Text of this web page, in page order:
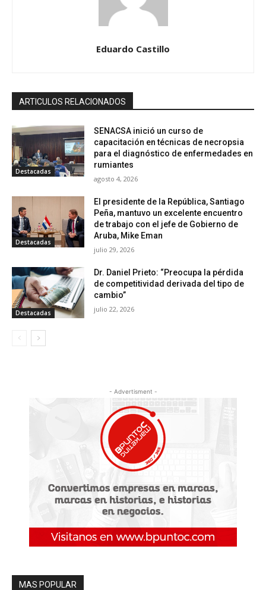
Eduardo Castillo
ARTICULOS RELACIONADOS
Destacadas
SENACSA inició un curso de
capacitación en técnicas de necropsia
para el diagnóstico de enfermedades en
rumiantes
agosto 4, 2026
Destacadas
El presidente de la República, Santiago
Peña, mantuvo un excelente encuentro
de trabajo con el jefe de Gobierno de
Aruba, Mike Eman
julio 29, 2026
Destacadas
Dr. Daniel Prieto: “Preocupa la pérdida
de competitividad derivada del tipo de
cambio”
julio 22, 2026
- Advertisment -
MAS POPULAR